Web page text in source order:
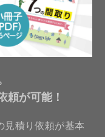
頼が可能！
見積り依頼が基本